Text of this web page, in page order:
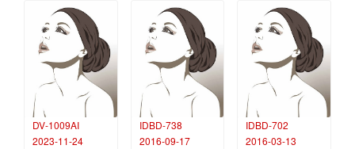
DV-1009AI
2023-11-24
IDBD-738
2016-09-17
IDBD-702
2016-03-13